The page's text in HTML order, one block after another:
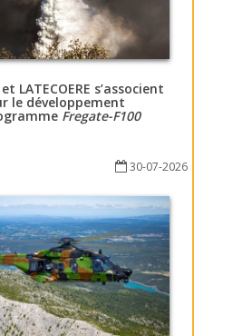
et LATECOERE s’associent
le développement
Fregate-F100
30-07-2026